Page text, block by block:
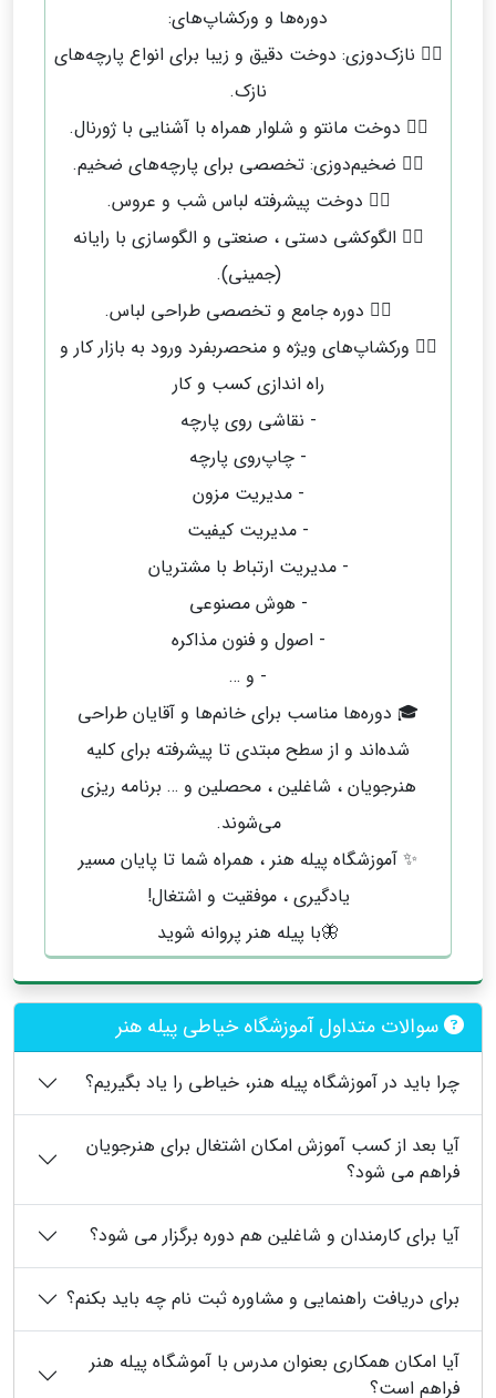
دوره‌ها و ورکشاپ‌های:
❤️‍🔥 نازک‌دوزی: دوخت دقیق و زیبا برای انواع پارچه‌های
نازک.
❤️‍🔥 دوخت مانتو و شلوار همراه با آشنایی با ژورنال.
❤️‍🔥 ضخیم‌دوزی: تخصصی برای پارچه‌های ضخیم.
❤️‍🔥 دوخت پیشرفته لباس شب و عروس.
❤️‍🔥 الگوکشی دستی ، صنعتی و الگوسازی با رایانه
(جمینی).
❤️‍🔥 دوره جامع و تخصصی طراحی لباس.
❤️‍🔥 ورکشاپ‌های ویژه و منحصربفرد ورود به بازار کار و
راه اندازی کسب و کار
- نقاشی روی پارچه
- چاپ‌روی پارچه
- مدیریت مزون
- مدیریت کیفیت
- مدیریت ارتباط با مشتریان
- هوش مصنوعی
- اصول و فنون مذاکره
- و …
🎓 دوره‌ها مناسب برای خانم‌ها و آقایان طراحی
شده‌اند و از سطح مبتدی تا پیشرفته برای کلیه
هنرجویان ، شاغلین ، محصلین و … برنامه ریزی
می‌شوند.
✨ آموزشگاه پیله هنر ، همراه شما تا پایان مسیر
یادگیری ، موفقیت و اشتغال!
🦋با پیله هنر پروانه شوید
سوالات متداول آموزشگاه خیاطی پیله هنر
چرا باید در آموزشگاه پیله هنر، خیاطی را یاد بگیریم؟
آیا بعد از کسب آموزش امکان اشتغال برای هنرجویان
فراهم می شود؟
آیا برای کارمندان و شاغلین هم دوره برگزار می شود؟
برای دریافت راهنمایی و مشاوره ثبت نام چه باید بکنم؟
آیا امکان همکاری بعنوان مدرس با آموشگاه پیله هنر
فراهم است؟